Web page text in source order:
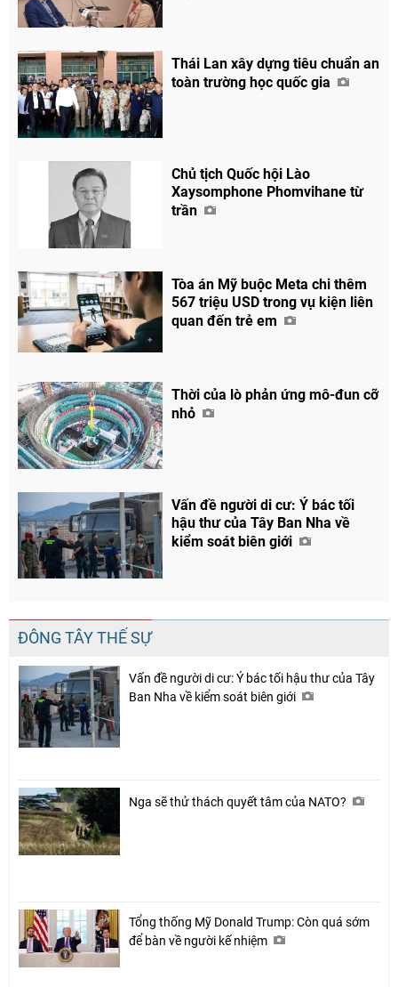
Thái Lan xây dựng tiêu chuẩn an
toàn trường học quốc gia
Chủ tịch Quốc hội Lào
Xaysomphone Phomvihane từ
trần
Tòa án Mỹ buộc Meta chi thêm
567 triệu USD trong vụ kiện liên
quan đến trẻ em
Thời của lò phản ứng mô-đun cỡ
nhỏ
Vấn đề người di cư: Ý bác tối
hậu thư của Tây Ban Nha về
kiểm soát biên giới
ĐÔNG TÂY THẾ SỰ
Vấn đề người di cư: Ý bác tối hậu thư của Tây
Ban Nha về kiểm soát biên giới
Nga sẽ thử thách quyết tâm của NATO?
Tổng thống Mỹ Donald Trump: Còn quá sớm
để bàn về người kế nhiệm